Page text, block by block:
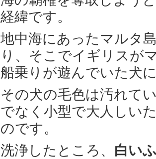
経緯です。
地中海にあったマルタ
り、そこでイギリスが
船乗りが遊んでいた犬
その犬の毛色は汚れて
でなく小型で大人しい
のです。
洗浄したところ、 白い